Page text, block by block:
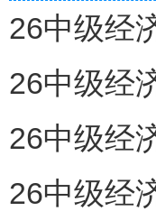
26中级经
26中级经
26中级经
26中级经